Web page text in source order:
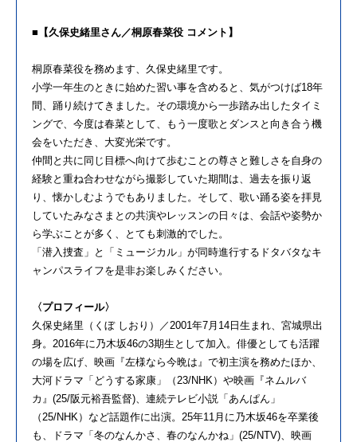
■【久保史緒里さん／桐原春菜役 コメント】
桐原春菜役を務めます、久保史緒里です。
小学一年生のときに始めた習い事を含めると、気がつけば18年
間、踊り続けてきました。その環境から一歩踏み出したタイミ
ングで、今度は春菜として、もう一度歌とダンスと向き合う機
会をいただき、大変光栄です。
仲間と共に同じ目標へ向けて歩むことの尊さと難しさを自身の
経験と重ね合わせながら撮影していた期間は、過去を振り返
り、懐かしむようでもありました。そして、歌い踊る姿を拝見
していたみなさまとの共演やレッスンの日々は、会話や姿勢か
ら学ぶことが多く、とても刺激的でした。
「潜入捜査」と「ミュージカル」が同時進行するドタバタなキ
ャンパスライフを是非お楽しみください。
〈プロフィール〉
久保史緒里（くぼ しおり）／2001年7月14日生まれ、宮城県出
身。2016年に乃木坂46の3期生として加入。俳優としても活躍
の場を広げ、映画『左様なら今晩は』で初主演を務めたほか、
大河ドラマ「どうする家康」（23/NHK）や映画『ネムルバ
カ』(25/阪元裕吾監督)、連続テレビ小説「あんぱん」
（25/NHK）など話題作に出演。25年11月に乃木坂46を卒業後
も、ドラマ「冬のなんかさ、春のなんかね」(25/NTV)、映画